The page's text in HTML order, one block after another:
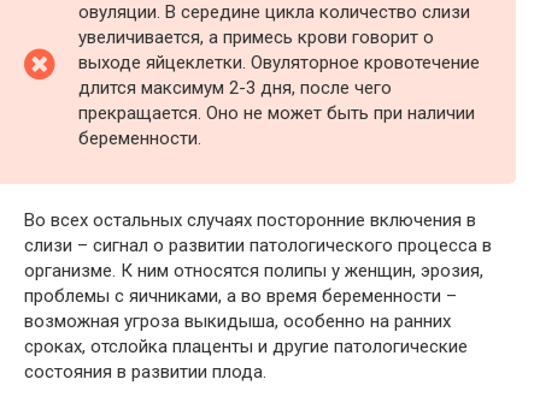
овуляции. В середине цикла количество слизи
увеличивается, а примесь крови говорит о
выходе яйцеклетки. Овуляторное кровотечение
длится максимум 2-3 дня, после чего
прекращается. Оно не может быть при наличии
беременности.
Во всех остальных случаях посторонние включения в
слизи – сигнал о развитии патологического процесса в
организме. К ним относятся полипы у женщин, эрозия,
проблемы с яичниками, а во время беременности –
возможная угроза выкидыша, особенно на ранних
сроках, отслойка плаценты и другие патологические
состояния в развитии плода.